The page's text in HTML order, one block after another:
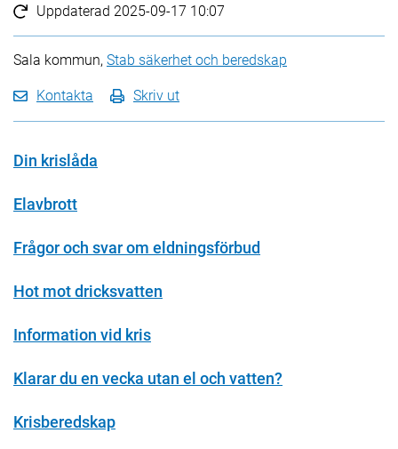
Uppdaterad 2025-09-17 10:07
Sala kommun, Stab säkerhet och beredskap
Kontakta Skriv ut
Din krislåda
Elavbrott
Frågor och svar om eldningsförbud
Hot mot dricksvatten
Information vid kris
Klarar du en vecka utan el och vatten?
Krisberedskap